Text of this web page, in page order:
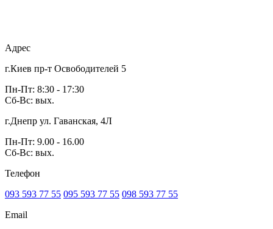
Адрес
г.Киев пр-т Освободителей 5
Пн-Пт: 8:30 - 17:30
Сб-Вс: вых.
г.Днепр ул. Гаванская, 4Л
Пн-Пт: 9.00 - 16.00
Сб-Вс: вых.
Телефон
093 593 77 55 095 593 77 55 098 593 77 55
Email